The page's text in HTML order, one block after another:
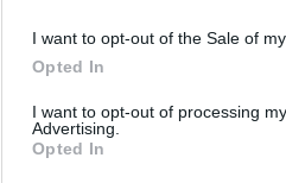
I want to opt-out of the Sale of
Opted In
I want to opt-out of processing
Advertising.
Opted In